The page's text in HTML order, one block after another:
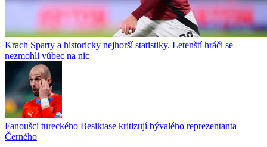
Krach Sparty a historicky nejhorší statistiky. Letenští hráči se
nezmohli vůbec na nic
Fanoušci tureckého Besiktase kritizují bývalého reprezentanta
Černého